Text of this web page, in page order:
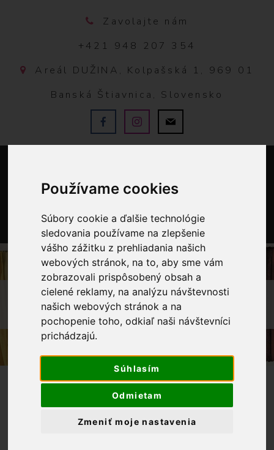
Používame cookies
Súbory cookie a ďalšie technológie
sledovania používame na zlepšenie
vášho zážitku z prehliadania našich
webových stránok, na to, aby sme vám
zobrazovali prispôsobený obsah a
cielené reklamy, na analýzu návštevnosti
našich webových stránok a na
pochopenie toho, odkiaľ naši návštevníci
prichádzajú.
Súhlasím
Odmietam
Zmeniť moje nastavenia
Zavolajte nám
+421 948 207 354
Areál DUŽINA, Kolpašská 1, 969 01
Banská Štiavnica, Slovensko
0
OBCHOD LÁTKY METRÁŽ
BAVLNENÁ LÁTKA ORANŽOVÁ REŽNÁ